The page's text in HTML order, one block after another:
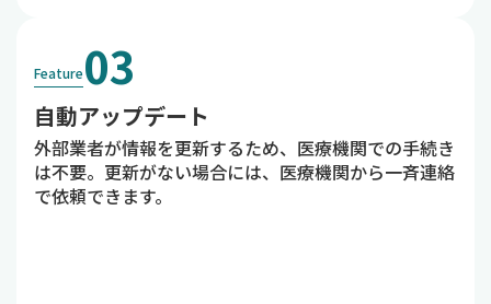
Feature03
自動アップデート
外部業者が情報を更新するため、医療機関での手続き
は不要。更新がない場合には、医療機関から一斉連絡
で依頼できます。